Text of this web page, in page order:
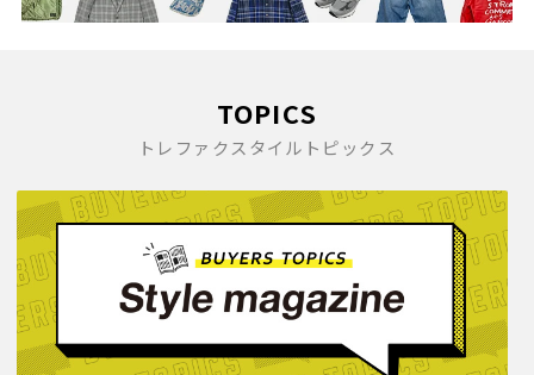
TOPICS
トレファクスタイルトピックス